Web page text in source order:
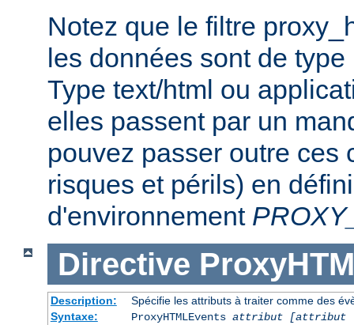
Notez que le filtre
les données sont de
Type text/html ou
elles passent par un
pouvez passer outre ces
risques et périls) en
d'environnement
Directive
Description:
Spécifie les attributs à traiter comme des
Syntaxe:
ProxyHTMLEvents attribut